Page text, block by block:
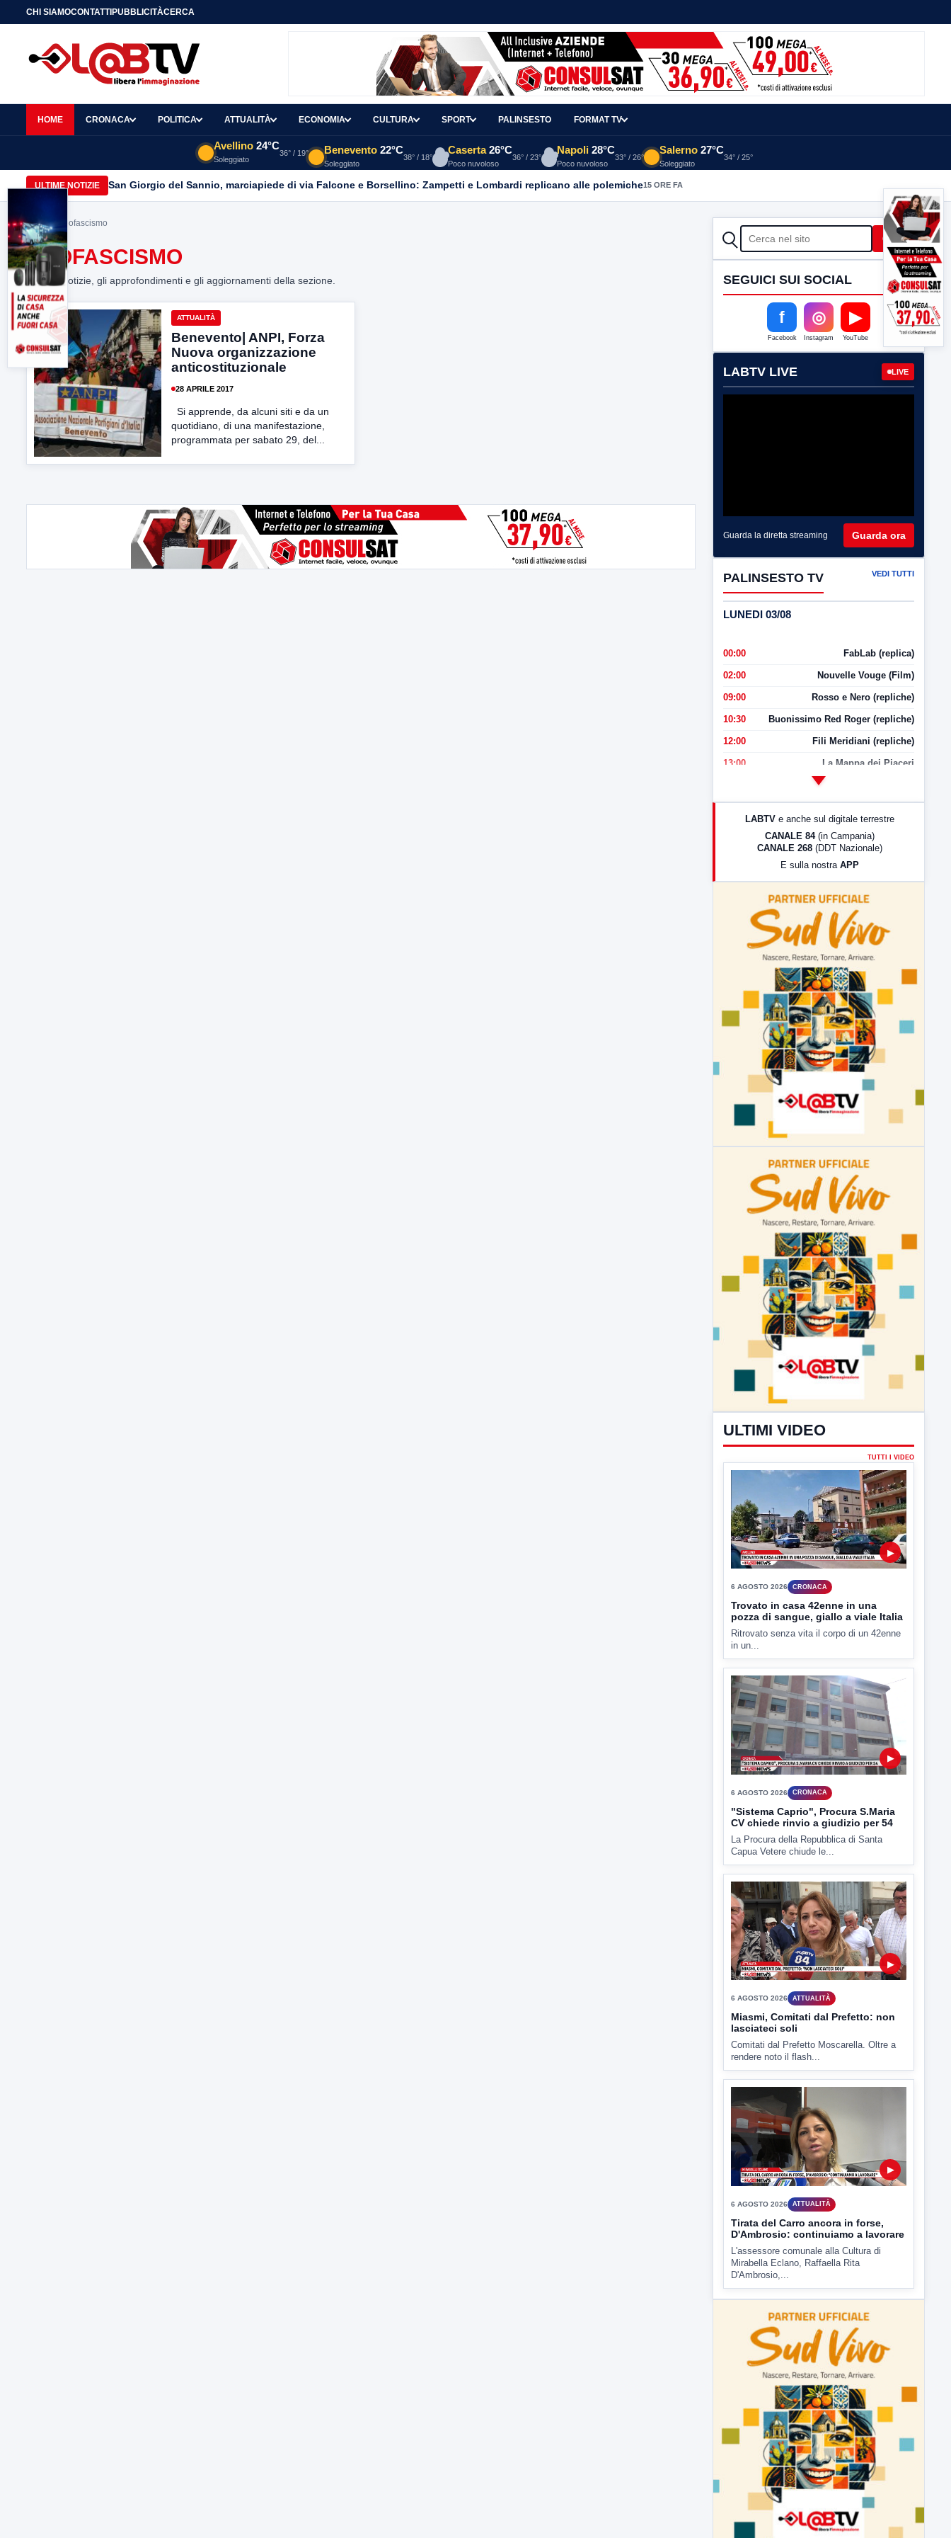
CHI SIAMOCONTATTIPUBBLICITÀCERCA
HOME CRONACA POLITICA ATTUALITÀ ECONOMIA CULTURA SPORT PALINSESTO FORMAT TV
Avellino 24°C
Soleggiato
36° / 19° Benevento 22°C
Soleggiato
38° / 18°
Caserta 26°C
Poco nuvoloso
36° / 23°
Napoli 28°C
Poco nuvoloso
33° / 26°
Salerno 27°C
Soleggiato
34° / 25°
ULTIME NOTIZIE San Giorgio del Sannio, marciapiede di via Falcone e Borsellino: Zampetti e Lombardi replicano alle polemiche15 ORE FA
Home> neofascismo
NEOFASCISMO
Tutte le notizie, gli approfondimenti e gli aggiornamenti della sezione.
ATTUALITÀ
Benevento| ANPI, Forza
Nuova organizzazione
anticostituzionale
28 APRILE 2017
Si apprende, da alcuni siti e da un
quotidiano, di una manifestazione,
programmata per sabato 29, del...
CERCA Cerca
SEGUICI SUI SOCIAL
f
Facebook
◎
Instagram
▶
YouTube
LABTV LIVE LIVE
Guarda la diretta streaming Guarda ora
PALINSESTO TV VEDI TUTTI
LUNEDI 03/08
00:00 FabLab (replica)
02:00 Nouvelle Vouge (Film)
09:00 Rosso e Nero (repliche)
10:30 Buonissimo Red Roger (repliche)
12:00 Fili Meridiani (repliche)
13:00 La Mappa dei Piaceri
LabNews (Diretta)
LabNews (replica)
LABTV e anche sul digitale terrestre
CANALE 84 (in Campania)
CANALE 268 (DDT Nazionale)
E sulla nostra APP
ULTIMI VIDEO
▶
6 AGOSTO 2026 CRONACA
Trovato in casa 42enne in una
pozza di sangue, giallo a viale Italia
Ritrovato senza vita il corpo di un 42enne
▶
6 AGOSTO 2026
"Sistema Caprio", Procura S.Maria
CV chiede rinvio a giudizio per 54
La Procura della Repubblica di Santa
Capua Vetere chiude le...
▶
6 AGOSTO 2026 ATTUALITÀ
Miasmi, Comitati dal Prefetto: non
lasciateci soli
Comitati dal Prefetto Moscarella. Oltre a
rendere noto il flash...
6 AGOSTO 2026 ATTUALITÀ
Tirata del Carro ancora in forse,
D'Ambrosio: continuiamo a lavorare
L'assessore comunale alla Cultura di
Mirabella Eclano, Raffaella Rita
D'Ambrosio,...